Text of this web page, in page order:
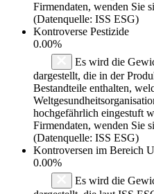
Firmendaten, wenden Sie
(Datenquelle: ISS ESG)
Kontroverse Pestizide
0.00%
Es wird die
dargestellt, die in der
Bestandteile enthalten,
hochgefährlich eingestuft
Firmendaten, wenden Sie
(Datenquelle: ISS ESG)
Kontroversen im Bereich
0.00%
Es wird die